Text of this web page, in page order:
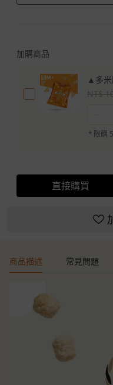
加購商品
▲多米
NT$
* 限購
直接購買
商品描述 常見問題